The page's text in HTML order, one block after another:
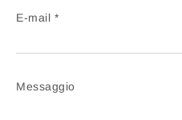
E-mail *
Messaggio